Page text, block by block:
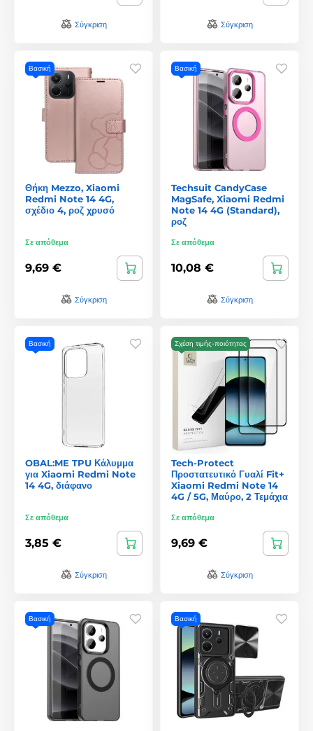
Σύγκριση Σύγκριση
Βασική
Θήκη Mezzo, Xiaomi
Redmi Note 14 4G,
σχέδιο 4, ροζ χρυσό
Σε απόθεμα
9,69 €
Σύγκριση
Βασική
Techsuit CandyCase
MagSafe, Xiaomi Redmi
Note 14 4G (Standard),
ροζ
Σε απόθεμα
10,08 €
Σύγκριση
Βασική
OBAL:ME TPU Κάλυμμα
για Xiaomi Redmi Note
14 4G, διάφανο
Σε απόθεμα
3,85 €
Σύγκριση
Σχέση τιμής-ποιότητας
Tech-Protect
Προστατευτικό Γυαλί Fit+
Xiaomi Redmi Note 14
4G / 5G, Μαύρο, 2 Τεμάχια
Σε απόθεμα
9,69 €
Σύγκριση
Βασική Βασική